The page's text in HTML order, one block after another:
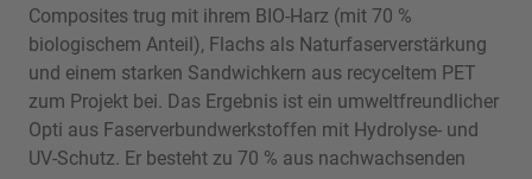
Composites trug mit ihrem BIO-Harz (mit 70 %
biologischem Anteil), Flachs als Naturfaserverstärkung
und einem starken Sandwichkern aus recyceltem PET
zum Projekt bei. Das Ergebnis ist ein umweltfreundlicher
Opti aus Faserverbundwerkstoffen mit Hydrolyse- und
UV-Schutz. Er besteht zu 70 % aus nachwachsenden